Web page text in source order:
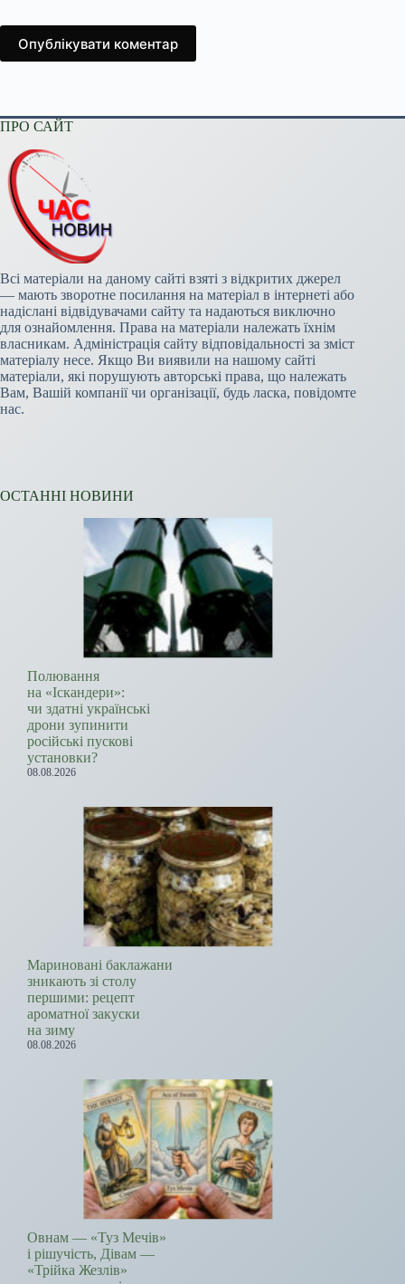
Опублікувати коментар
ПРО САЙТ
Всі матеріали на даному сайті взяті з відкритих джерел
— мають зворотне посилання на матеріал в інтернеті або
надіслані відвідувачами сайту та надаються виключно
для ознайомлення. Права на матеріали належать їхнім
власникам. Адміністрація сайту відповідальності за зміст
матеріалу несе. Якщо Ви виявили на нашому сайті
матеріали, які порушують авторські права, що належать
Вам, Вашій компанії чи організації, будь ласка, повідомте
нас.
ОСТАННІ НОВИНИ
Полювання
на «Іскандери»:
чи здатні українські
дрони зупинити
російські пускові
установки?
08.08.2026
Мариновані баклажани
зникають зі столу
першими: рецепт
ароматної закуски
на зиму
08.08.2026
Овнам — «Туз Мечів»
і рішучість, Дівам —
«Трійка Жезлів»